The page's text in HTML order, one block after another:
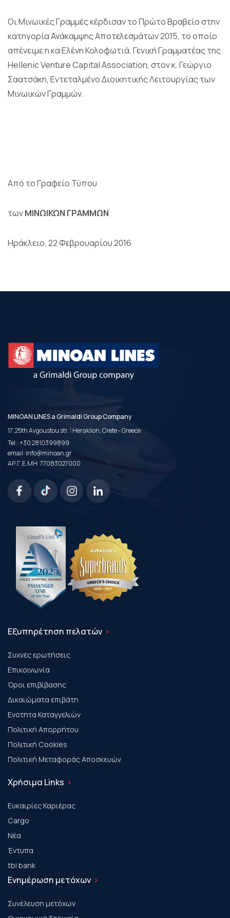
Οι Μινωικές Γραμμές κέρδισαν το Πρώτο Βραβείο στην
κατηγορία Ανάκαμψης Αποτελεσμάτων 2015, το οποίο
απένειμε η κα Ελένη Κολοφωτιά, Γενική Γραμματέας της
Hellenic Venture Capital Association, στον κ. Γεώργιο
Σαατσάκη, Εντεταλμένο Διοικητικής Λειτουργίας των
Μινωικών Γραμμών.
Από το Γραφείο Τύπου
τωνΜΙΝΩΙΚΩΝ ΓΡΑΜΜΩΝ
Ηράκλειο, 22 Φεβρουαρίου 2016
MINOAN LINES a Grimaldi Group Company
17, 25th Avgoustou str. | Heraklion, Crete - Greece
Tel.:+30 2810399899
email:info@minoan.gr
ΑΡ.Γ.Ε.ΜΗ. 77083027000
Εξυπηρέτηση πελατών
Συχνές ερωτήσεις
Επικοινωνία
Όροι επιβίβασης
Δικαιώματα επιβάτη
Ενότητα Καταγγελιών
Πολιτική Απορρήτου
Πολιτική Cookies
Πολιτική Μεταφοράς Αποσκευών
Χρήσιμα Links
Ευκαιρίες Καριέρας
Cargo
Νέα
Έντυπα
tbi bank
Ενημέρωση μετόχων
Συνέλευση μετόχων